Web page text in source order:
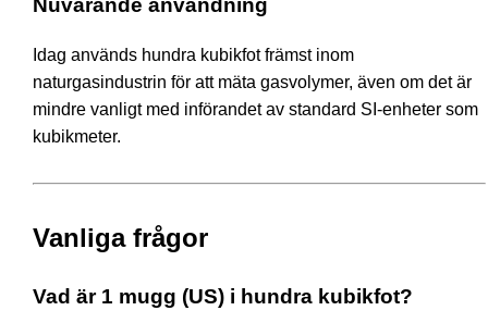
Nuvarande användning
Idag används hundra kubikfot främst inom
naturgasindustrin för att mäta gasvolymer, även om det är
mindre vanligt med införandet av standard SI-enheter som
kubikmeter.
Vanliga frågor
Vad är 1 mugg (US) i hundra kubikfot?